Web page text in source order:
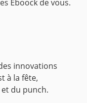
Eboock de vous.
innovations
à la fête,
et du punch.